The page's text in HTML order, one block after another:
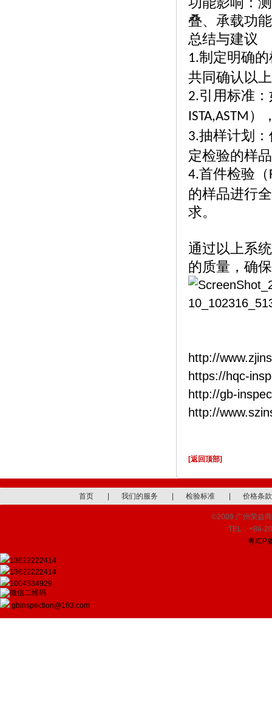
叠、承载功
总结与建议
1.制定明确
共同确认以
2.引用标准
ISTA,ASTM ）
3.抽样计划
定检验的样
4.首件检验（
的样品进行
求。
通过以上系
的质量，确
http://
https://hqc-
http://gb-
http://
[返回顶部]
首页 我们的服务 检验标准 价格条款
©2009 广州荣益
TEL：+86-
粤ICP
13622222414
13622222414
1004534929
gbinspection@163.com